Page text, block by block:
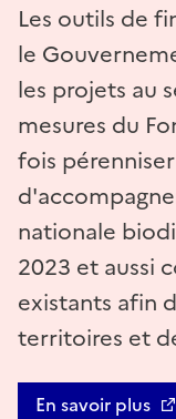
Les outils de
le
les projets au
mesures du
fois
nationale
2023 et aussi
existants afin
territoires et
En savoir plus